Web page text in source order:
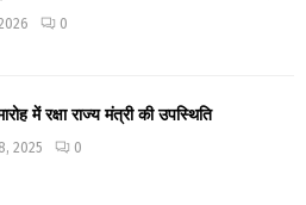
0
में रक्षा राज्य मंत्री की उपस्थिति
2025 0